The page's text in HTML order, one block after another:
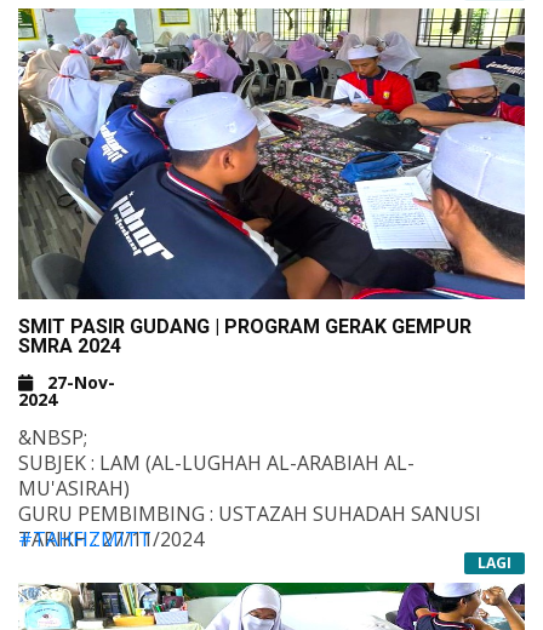
&NBSP;
&NBSP;
#DARULQURAN
#SMITPASIRGUDANG
SMIT PASIR GUDANG | PROGRAM GERAK GEMPUR
SMRA 2024
27-Nov-
2024
&NBSP;
SUBJEK : LAM (AL-LUGHAH AL-ARABIAH AL-
MU'ASIRAH)
GURU PEMBIMBING : USTAZAH SUHADAH SANUSI
TARIKH : 27/11/2024
TEMPAT : KELAS
&NBSP;
#TAHFIZMITT
#DARULQURAN
#SMITPASIRGUDANG
LAGI